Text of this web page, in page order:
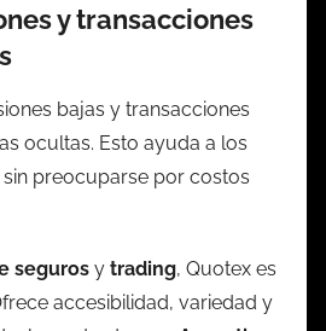
y transacciones
bajas y transacciones
ocultas. Esto ayuda a los
preocuparse por costos
seguros y trading, Quotex es
accesibilidad, variedad y